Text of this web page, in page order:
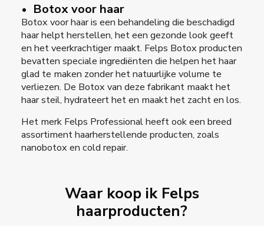
Botox voor haar
Botox voor haar is een behandeling die beschadigd
haar helpt herstellen, het een gezonde look geeft
en het veerkrachtiger maakt. Felps Botox producten
bevatten speciale ingrediënten die helpen het haar
glad te maken zonder het natuurlijke volume te
verliezen. De Botox van deze fabrikant maakt het
haar steil, hydrateert het en maakt het zacht en los.
Het merk Felps Professional heeft ook een breed
assortiment haarherstellende producten, zoals
nanobotox en cold repair.
Waar koop ik Felps
haarproducten?